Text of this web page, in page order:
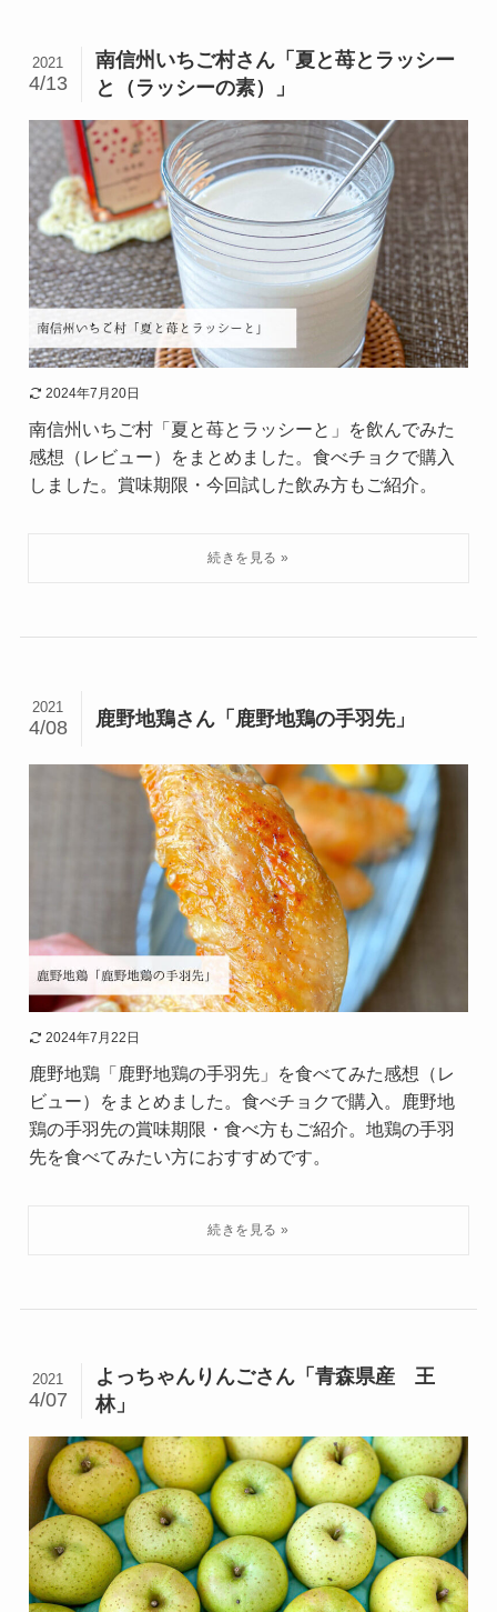
南信州いちご村さん「夏と苺とラッシー
と（ラッシーの素）」
2021
4/13
2024年7月20日
南信州いちご村「夏と苺とラッシーと」を飲んでみた
感想（レビュー）をまとめました。食べチョクで購入
しました。賞味期限・今回試した飲み方もご紹介。
鹿野地鶏さん「鹿野地鶏の手羽先」
2021
4/08
2024年7月22日
鹿野地鶏「鹿野地鶏の手羽先」を食べてみた感想（レ
ビュー）をまとめました。食べチョクで購入。鹿野地
鶏の手羽先の賞味期限・食べ方もご紹介。地鶏の手羽
先を食べてみたい方におすすめです。
よっちゃんりんごさん「青森県産 王
林」
2021
4/07